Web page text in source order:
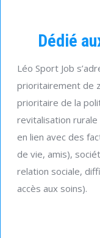
Dédié
Léo Sport Job
prioritairement de
prioritaire de la
revitalisation
en lien avec des
de vie, amis),
relation sociale,
accès aux soins).